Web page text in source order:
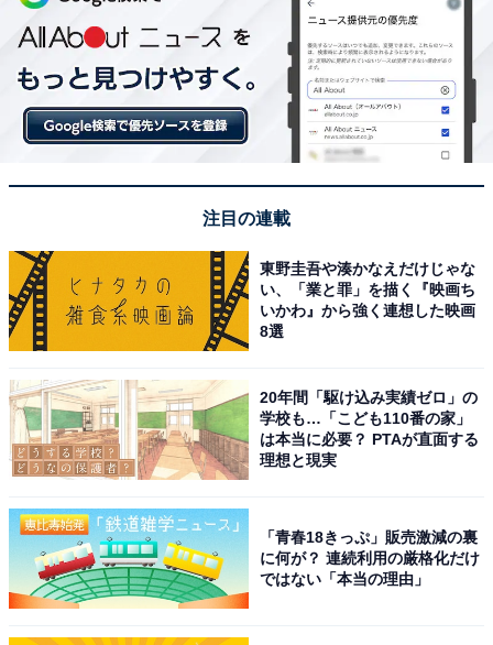
注目の連載
東野圭吾や湊かなえだけじゃな
い、「業と罪」を描く『映画ち
いかわ』から強く連想した映画
8選
20年間「駆け込み実績ゼロ」の
学校も…「こども110番の家」
は本当に必要？ PTAが直面する
理想と現実
「青春18きっぷ」販売激減の裏
に何が？ 連続利用の厳格化だけ
ではない「本当の理由」